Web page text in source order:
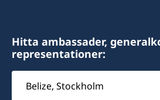
Honorärkonsul
Dr. Joy Kathleen Allen-
Honorärkonsul
Brian Glasgow
Paramaribo
Surinam
9-15 mån-fre (besök efter
förväg via telefon eller email).
13 Evergreens, Old Grange
Mt. Irvine
Scarborough
Tobago
Måndag – fredag kl. 09.00-
Honorärkonsul
Hitta ambassader,
representationer:
Välj
ambassad